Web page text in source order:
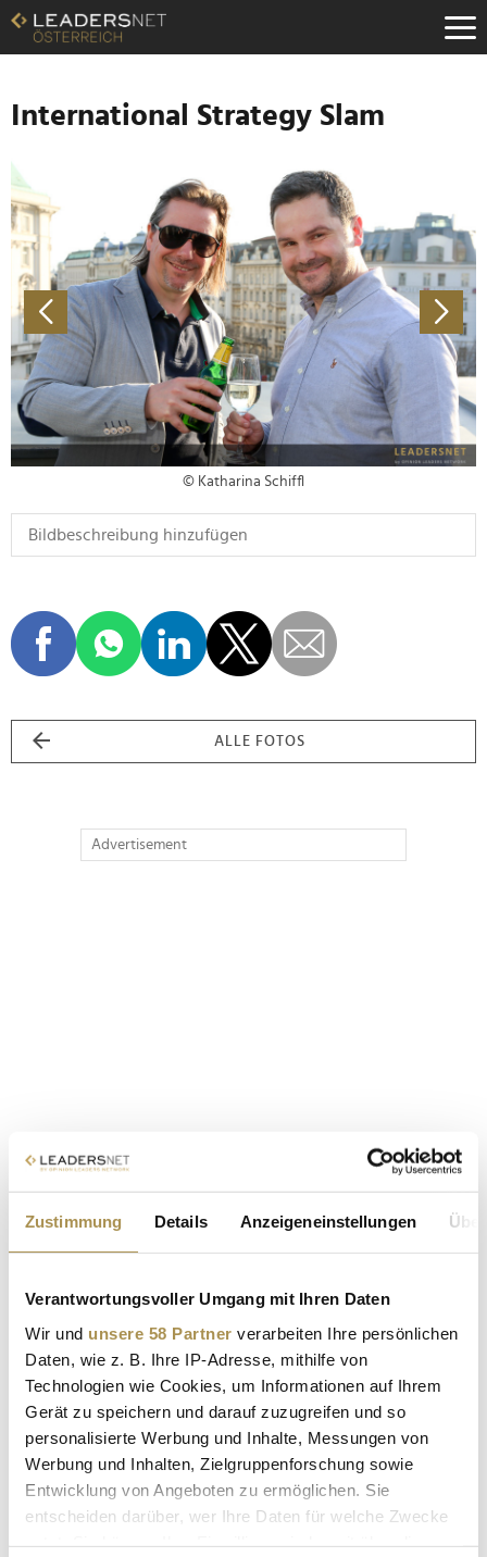
Zustimmung Details Anzeigeneinstellungen
Verantwortungsvoller Umgang mit Ihren Daten
Wir und unsere 58 Partner verarbeiten Ihre persönlichen
Daten, wie z. B. Ihre IP-Adresse, mithilfe von
Technologien wie Cookies, um Informationen auf Ihrem
Gerät zu speichern und darauf zuzugreifen und so
personalisierte Werbung und Inhalte, Messungen von
Werbung und Inhalten, Zielgruppenforschung sowie
Entwicklung von Angeboten zu ermöglichen. Sie
entscheiden darüber, wer Ihre Daten für welche Zwecke
Zum
Inhalt
Zur
Navigation
ZurInternational Strategy Slam
© Katharina Schiffl
ALLE FOTOS
Advertisement